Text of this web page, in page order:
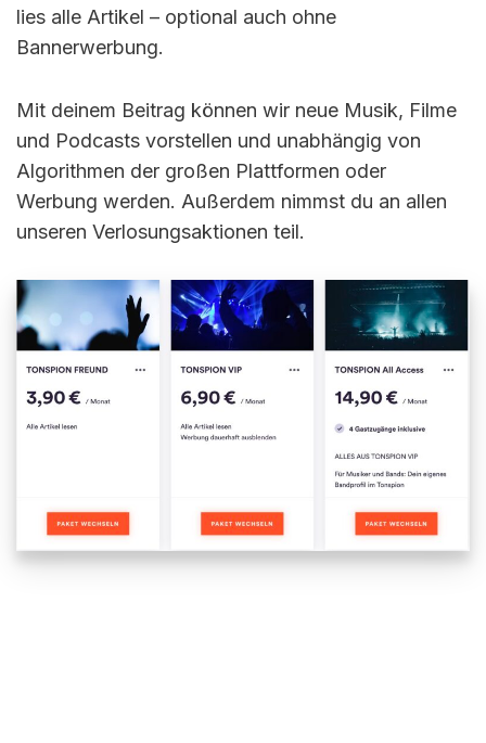
lies alle Artikel – optional auch ohne
Bannerwerbung.
Mit deinem Beitrag können wir neue Musik, Filme
und Podcasts vorstellen und unabhängig von
Algorithmen der großen Plattformen oder
Werbung werden. Außerdem nimmst du an allen
unseren Verlosungsaktionen teil.